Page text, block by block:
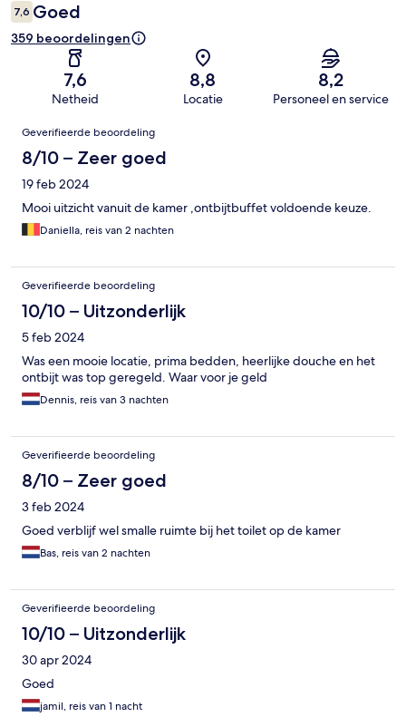
7,6 Goed
359 beoordelingen
7,6
Netheid
8,8
Locatie
8,2
Personeel en service
Beoordelingen
Geverifieerde beoordeling
8/10 – Zeer goed
19 feb 2024
Mooi uitzicht vanuit de kamer ,ontbijtbuffet voldoende keuze.
Daniella, reis van 2 nachten
Geverifieerde beoordeling
10/10 – Uitzonderlijk
5 feb 2024
Was een mooie locatie, prima bedden, heerlijke douche en het
ontbijt was top geregeld. Waar voor je geld
Dennis, reis van 3 nachten
Geverifieerde beoordeling
8/10 – Zeer goed
3 feb 2024
Goed verblijf wel smalle ruimte bij het toilet op de kamer
Bas, reis van 2 nachten
Geverifieerde beoordeling
10/10 – Uitzonderlijk
30 apr 2024
Goed
jamil, reis van 1 nacht